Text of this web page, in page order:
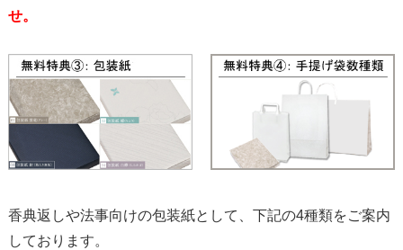
せ。
香典返しや法事向けの包装紙として、下記の4種類をご案内
しております。